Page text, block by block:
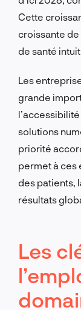
Cette
croissante de
de santé
Les
grande
solutions
priorité
permet à ces
des patients,
résultats
Les